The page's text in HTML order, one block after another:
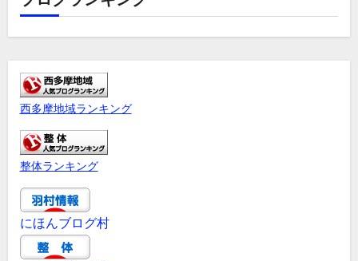
西多摩地域ランキング
整体ランキング
にほんブログ村